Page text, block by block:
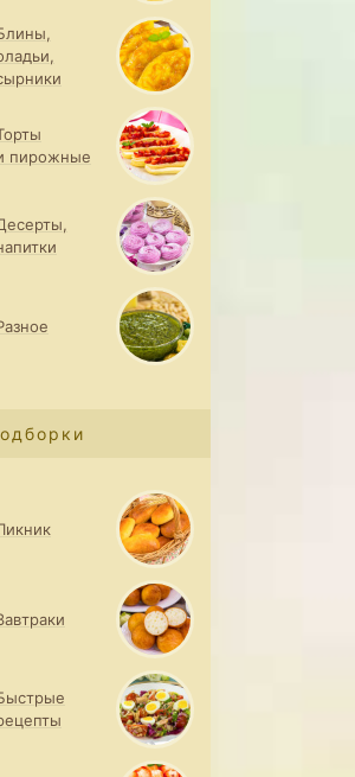
пирожные